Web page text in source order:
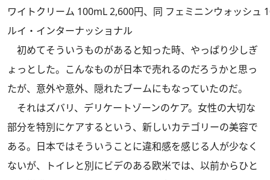
ワイトクリーム 100mL 2,600円、同 フェミニンウォッシュ
ルイ・インターナッショナル
初めてそういうものがあると知った時、やっぱり少しぎ
ょっとした。こんなものが日本で売れるのだろうかと思っ
たが、意外や意外、隠れたブームにもなっていたのだ。
それはズバリ、デリケートゾーンのケア。女性の大切な
部分を特別にケアするという、新しいカテゴリーの美容で
ある。日本ではそういうことに違和感を感じる人が少なく
ないが、トイレと別にビデのある欧米では、以前からひと